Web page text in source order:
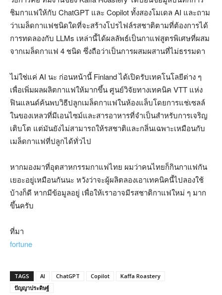
ชิมกาแฟให้กับ ChatGPT และ Copilot ทั้งสองโมเดล AI และถาม
ว่าเมล็ดกาแฟชนิดใดที่จะสร้างโปรไฟล์รสชาติตามที่ต้องการได้
การทดลองกับ LLMs เหล่านี้ได้ผลลัพธ์เป็นกาแฟสูตรพิเศษที่ผสม
จากเมล็ดกาแฟ 4 ชนิด ซึ่งถือว่าเป็นการผสมผสานที่ไม่ธรรมดา
ไม่ใช่แค่ AI นะ ก่อนหน้านี้ Finland ได้เปิดรับเทคโนโลยีต่าง ๆ
เพื่อเพิ่มผลผลิตกาแฟให้มากขึ้น ศูนย์วิจัยทางเทคนิค VTT แห่ง
ฟินแลนด์ค้นพบวิธีปลูกเมล็ดกาแฟในห้องแล็บโดยการแช่เซลล์
ในของเหลวที่มีเอนไซม์และสารอาหารที่จำเป็นสำหรับการเจริญ
เติบโต แต่มันยังไม่สามารถให้รสชาติและกลิ่นเฉพาะเหมือนกับ
เมล็ดกาแฟที่ปลูกได้ทั่วไป
หากมองมาที่อุตสาหกรรมกาแฟไทย ผมว่าคนไทยก็กินกาแฟกัน
เยอะอยู่เหมือนกันนะ หวังว่าจะผู้ผลิตลองเอาเทคนิคนี้ไปลองใช้
บ้างก็ดี หากมีข้อมูลอยู่ เพื่อให้เราอาจมีรสชาติกาแฟใหม่ ๆ มาก
ขึ้นครับ
ที่มา
fortune
TAGS AI ChatGPT Copilot
Kaffa Roastery
ปัญญาประดิษฐ์